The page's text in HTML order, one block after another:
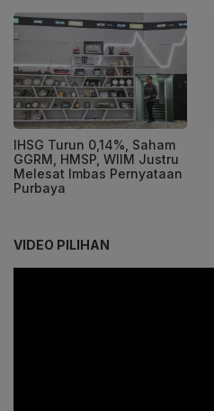
IHSG Turun 0,14%, Saham
GGRM, HMSP, WIIM Justru
Melesat Imbas Pernyataan
Purbaya
VIDEO PILIHAN